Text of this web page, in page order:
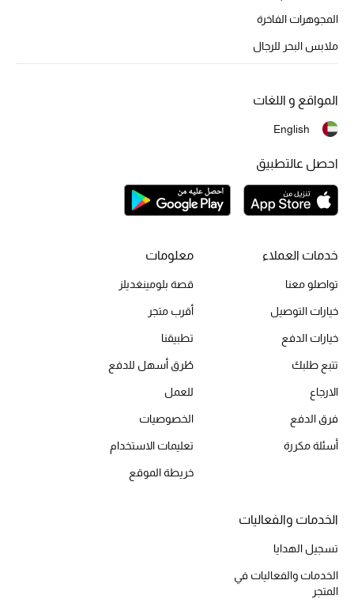
المجوهرات الفاخرة
ملابس البحر للرجال
خدمات العملاء
تواصلو معنا
خيارات التوصيل
خيارات الدفع
تتبع طلبك
الارجاع
فرق الدفع
أسئلة مكررة
معلومات
قصة بلومينغديلز
أقرب متجر
تطبيقنا
طُرق أسهل للدفع
للعمل
الخصوصيات
تعليمات الاستخدام
خريطة الموقع
الخدمات والفعاليات
تسجيل الهدايا
الخدمات والفعاليات في
المتجر
المواقع و اللغات
English
احصل عالتطبيق